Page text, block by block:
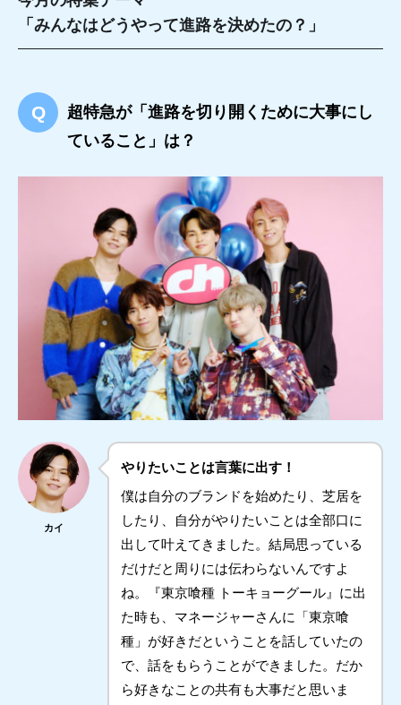
「みんなはどうやって進路を決めたの？」
超特急が「進路を切り開くために大事にし
ていること」は？
カイ
やりたいことは言葉に出す！
僕は自分のブランドを始めたり、芝居を
したり、自分がやりたいことは全部口に
出して叶えてきました。結局思っている
だけだと周りには伝わらないんですよ
ね。『東京喰種 トーキョーグール』に出
た時も、マネージャーさんに「東京喰
種」が好きだということを話していたの
で、話をもらうことができました。だか
ら好きなことの共有も大事だと思いま